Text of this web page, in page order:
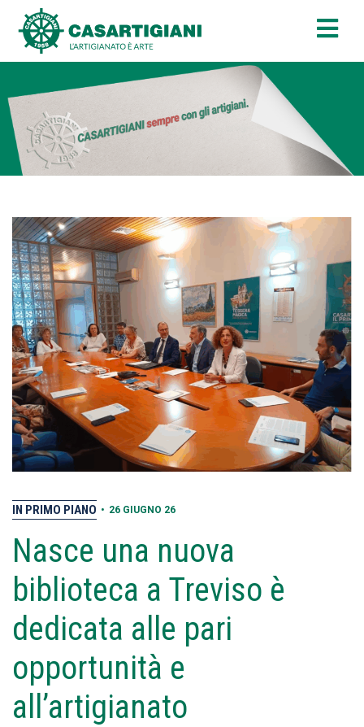
IN PRIMO PIANO • 26 GIUGNO 26
Nasce una nuova
biblioteca a Treviso è
dedicata alle pari
opportunità e
all’artigianato